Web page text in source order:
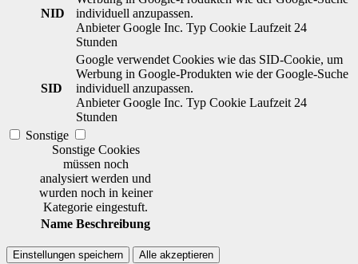
NID
individuell anzupassen.
Anbieter Google Inc. Typ Cookie Laufzeit 24
Stunden
SID
Google verwendet Cookies wie das SID-Cookie, um
Werbung in Google-Produkten wie der Google-Suche
individuell anzupassen.
Anbieter Google Inc. Typ Cookie Laufzeit 24
Stunden
Sonstige
Sonstige Cookies
müssen noch
analysiert werden und
wurden noch in keiner
Kategorie eingestuft.
Name Beschreibung
Einstellungen speichern Alle akzeptieren